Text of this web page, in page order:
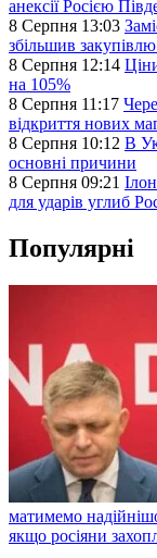
анексії Росією
8 Серпня 13:03
збільшив закупівлю
8 Серпня 12:14
на 105%
8 Серпня 11:17
відкриття нових
8 Серпня 10:12 В
основні причини
8 Серпня 09:21
для ударів углиб
Популярні
матимемо
якщо росіяни